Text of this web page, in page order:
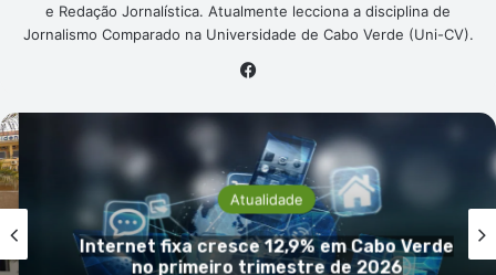
e Redação Jornalística. Atualmente lecciona a disciplina de
Jornalismo Comparado na Universidade de Cabo Verde (Uni-CV).
Atualidade
cresce 12,9% em Cabo Verde
trimestre de 2026